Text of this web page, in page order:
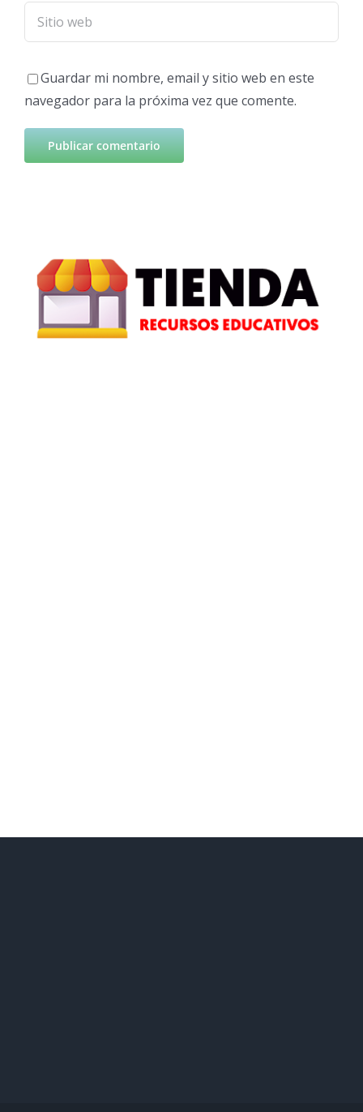
Guardar mi nombre, email y sitio web en este
navegador para la próxima vez que comente.